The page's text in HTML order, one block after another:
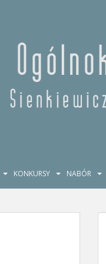
KONKURSY NABÓR